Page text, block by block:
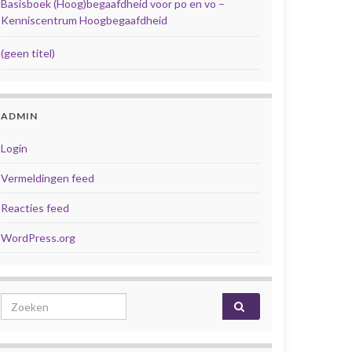
Basisboek (Hoog)begaafdheid voor po en vo –
Kenniscentrum Hoogbegaafdheid
(geen titel)
ADMIN
Login
Vermeldingen feed
Reacties feed
WordPress.org
Search for: